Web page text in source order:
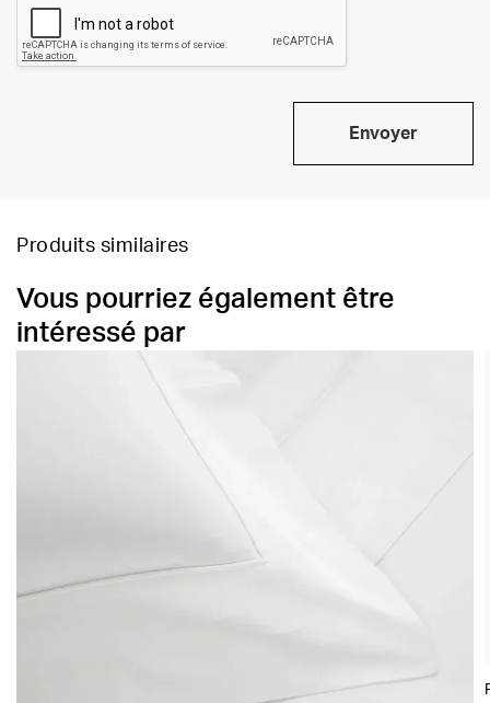
Envoyer
Produits similaires
Vous pourriez également être
intéressé par